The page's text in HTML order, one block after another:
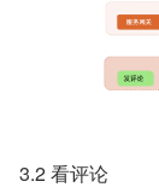
3.2 看评论